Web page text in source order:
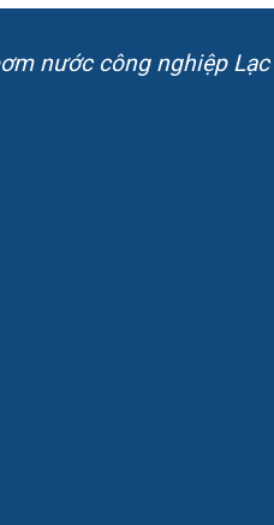
nước công nghiệp Lạc